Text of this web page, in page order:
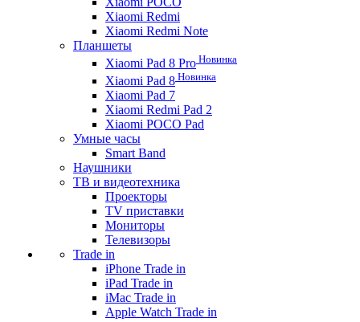
Xiaomi Redmi
Xiaomi Redmi Note
Планшеты
Xiaomi Pad 8 Pro Новинка
Xiaomi Pad 8 Новинка
Xiaomi Pad 7
Xiaomi Redmi Pad 2
Xiaomi POCO Pad
Умные часы
Smart Band
Наушники
ТВ и видеотехника
Проекторы
TV приставки
Мониторы
Телевизоры
Trade in
iPhone Trade in
iPad Trade in
iMac Trade in
Apple Watch Trade in